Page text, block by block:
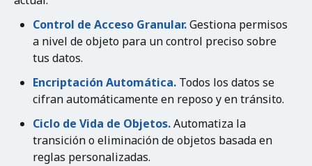
Control de Acceso Granular.Gestiona permisos
a nivel de objeto para un control preciso sobre
tus datos.
Encriptación Automática. Todos los datos se
cifran automáticamente en reposo y en tránsito.
Ciclo de Vida de Objetos.Automatiza la
transición o eliminación de objetos basada en
reglas personalizadas.